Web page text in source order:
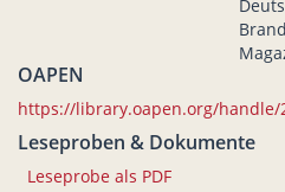
OAPEN
https://library.oapen.org/handle/
Leseproben & Dokumente
Leseprobe als PDF